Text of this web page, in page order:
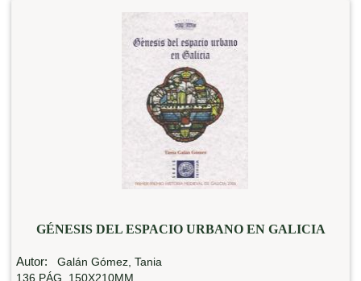
GÉNESIS DEL ESPACIO URBANO EN GALICIA
Autor: Galán Gómez, Tania
136 PÁG. 150X210MM